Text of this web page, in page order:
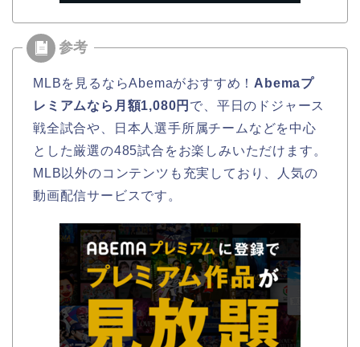
MLBを見るならAbemaがおすすめ！ Abemaプ
レミアムなら月額1,080円 で、平日のドジャース
戦全試合や、日本人選手所属チームなどを中心
とした厳選の485試合をお楽しみいただけます。
MLB以外のコンテンツも充実しており、人気の
動画配信サービスです。